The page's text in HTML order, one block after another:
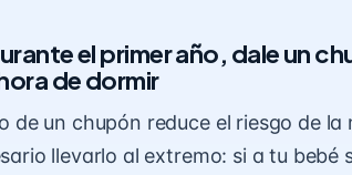
el primer año, dale un
de dormir
de un chupón reduce el riesgo de
llevarlo al extremo: si a tu bebé